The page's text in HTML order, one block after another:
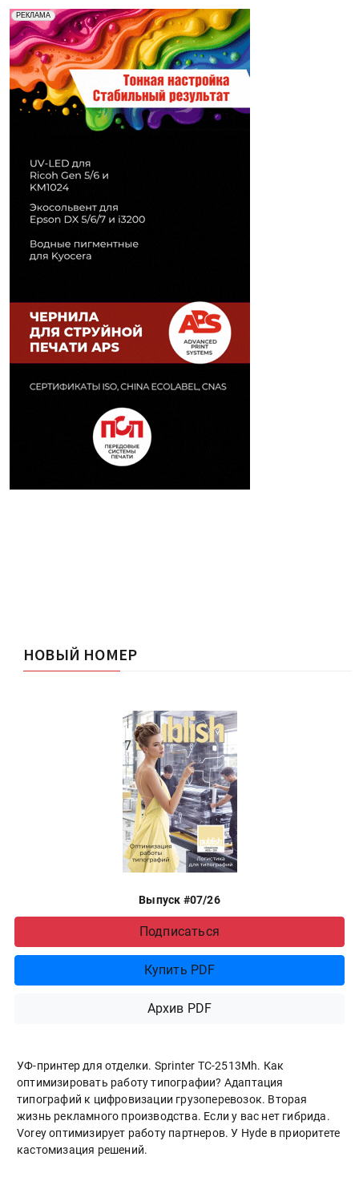
РЕКЛАМА
Реклама. Рекламодатель ООО "Передовые Системы
Печати" erid: 2SDnjd2d4Qz
НОВЫЙ НОМЕР
Выпуск #07/26
Подписаться
Купить PDF
Архив PDF
УФ-принтер для отделки. Sprinter ТС-2513Mh. Как
оптимизировать работу типографии? Адаптация
типографий к цифровизации грузоперевозок. Вторая
жизнь рекламного производства. Если у вас нет гибрида.
Vorey оптимизирует работу партнеров. У Hyde в приоритете
кастомизация решений.